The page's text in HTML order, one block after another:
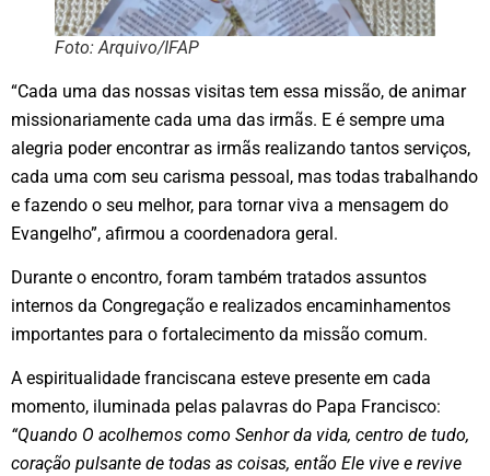
Foto: Arquivo/IFAP
“Cada uma das nossas visitas tem essa missão, de animar
missionariamente cada uma das irmãs. E é sempre uma
alegria poder encontrar as irmãs realizando tantos serviços,
cada uma com seu carisma pessoal, mas todas trabalhando
e fazendo o seu melhor, para tornar viva a mensagem do
Evangelho”, afirmou a coordenadora geral.
Durante o encontro, foram também tratados assuntos
internos da Congregação e realizados encaminhamentos
importantes para o fortalecimento da missão comum.
A espiritualidade franciscana esteve presente em cada
momento, iluminada pelas palavras do Papa Francisco:
“Quando O acolhemos como Senhor da vida, centro de tudo,
coração pulsante de todas as coisas, então Ele vive e revive